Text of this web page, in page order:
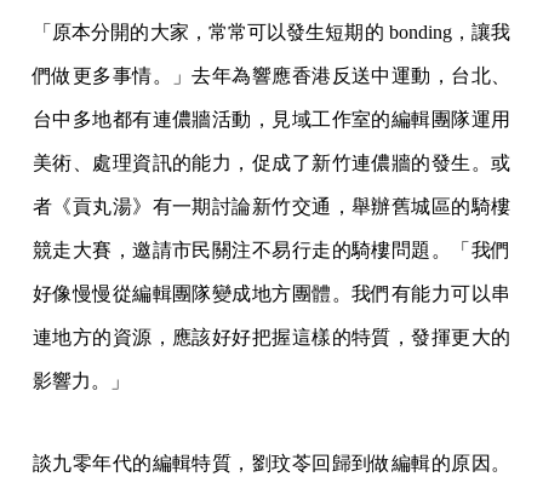
「原本分開的大家，常常可以發生短期的 bonding，讓我
們做更多事情。」去年為響應香港反送中運動，台北、
台中多地都有連儂牆活動，見域工作室的編輯團隊運用
美術、處理資訊的能力，促成了新竹連儂牆的發生。或
者《貢丸湯》有一期討論新竹交通，舉辦舊城區的騎樓
競走大賽，邀請市民關注不易行走的騎樓問題。「我們
好像慢慢從編輯團隊變成地方團體。我們有能力可以串
連地方的資源，應該好好把握這樣的特質，發揮更大的
影響力。」
談九零年代的編輯特質，劉玟苓回歸到做編輯的原因。